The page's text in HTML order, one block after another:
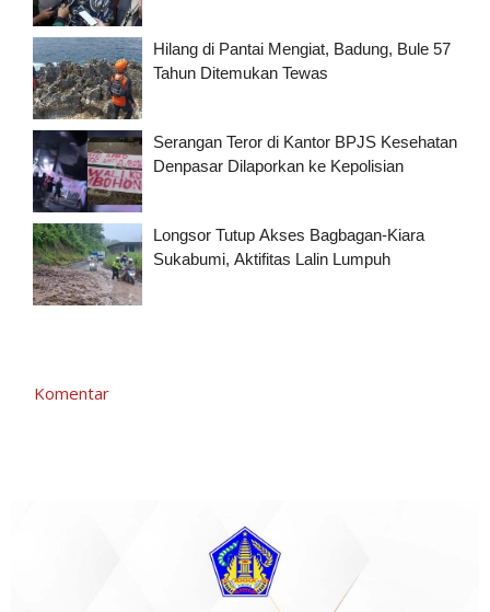
Hilang di Pantai Mengiat, Badung, Bule 57
Tahun Ditemukan Tewas
Serangan Teror di Kantor BPJS Kesehatan
Denpasar Dilaporkan ke Kepolisian
Longsor Tutup Akses Bagbagan-Kiara
Sukabumi, Aktifitas Lalin Lumpuh
Komentar